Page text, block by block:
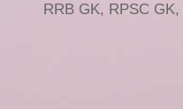
RRB GK, RPSC